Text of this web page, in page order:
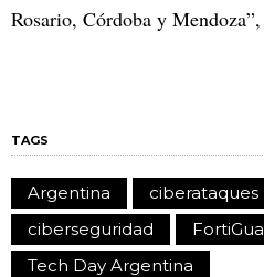
Rosario, Córdoba y
TAGS
Argentina ciberataques
ciberseguridad
Tech Day Argentina